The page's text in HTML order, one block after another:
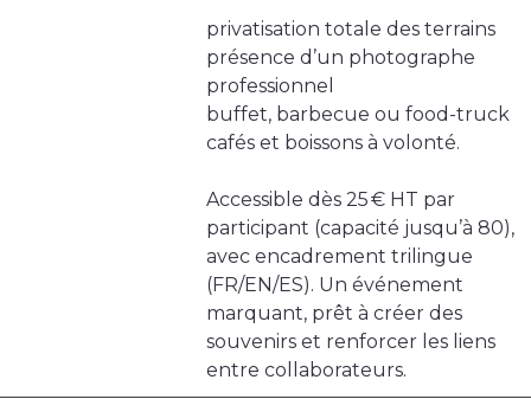
privatisation totale des terrains
présence d’un photographe
professionnel
buffet, barbecue ou food-truck
cafés et boissons à volonté.
Accessible dès 25 € HT par
participant (capacité jusqu’à 80),
avec encadrement trilingue
(FR/EN/ES). Un événement
marquant, prêt à créer des
souvenirs et renforcer les liens
entre collaborateurs.